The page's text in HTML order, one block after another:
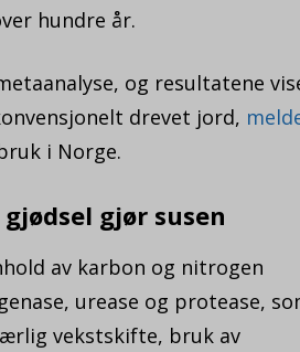
hundre år.
og resultatene
drevet jord,
i Norge.
gjør susen
av karbon og nitrogen
urease og protease,
vekstskifte, bruk av